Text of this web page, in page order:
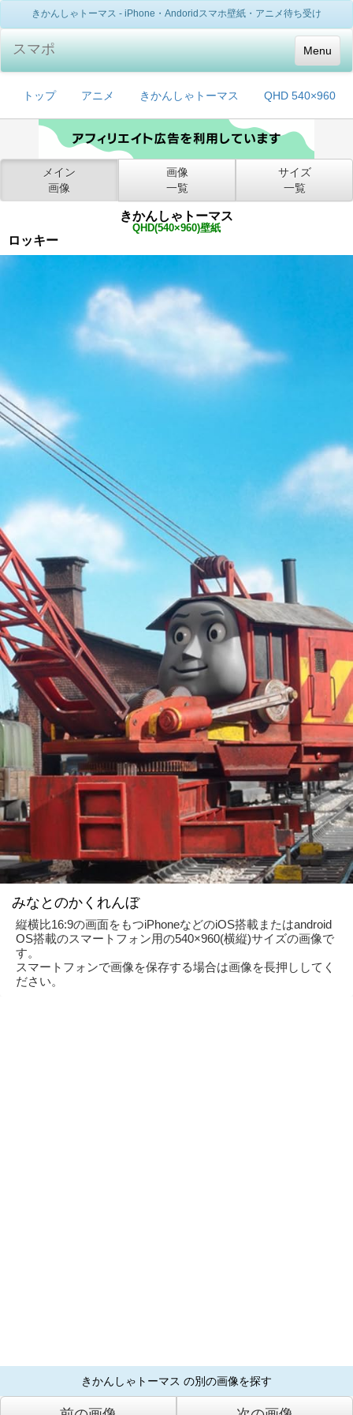
きかんしゃトーマス - iPhone・Andoridスマホ壁紙・アニメ待ち受け
Menu
スマポ
トップ アニメ きかんしゃトーマス QHD 540×960
メイン
画像
画像
一覧
サイズ
一覧
きかんしゃトーマス
QHD(540×960)壁紙
ロッキー
みなとのかくれんぼ
縦横比16:9の画面をもつiPhoneなどのiOS搭載またはandroid
OS搭載のスマートフォン用の540×960(横縦)サイズの画像で
す。
スマートフォンで画像を保存する場合は画像を長押ししてく
ださい。
きかんしゃトーマス の別の画像を探す